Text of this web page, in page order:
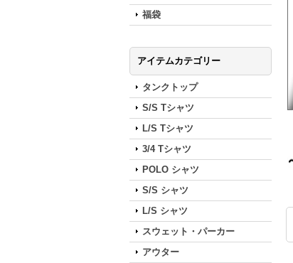
福袋
アイテムカテゴリー
タンクトップ
S/S Tシャツ
L/S Tシャツ
3/4 Tシャツ
POLO シャツ
S/S シャツ
L/S シャツ
スウェット・パーカー
アウター